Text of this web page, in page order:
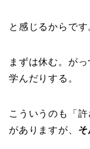
と感じるからです
まずは休む。が
学んだりする。
こういうのも「
がありますが、 そ